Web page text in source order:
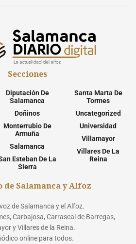
Secciones
Diputación De
Salamanca
Doñinos
Monterrubio De
Armuña
Salamanca
Esteban De La
Sierra
Santa Marta De
Tormes
Uncategorized
Universidad
Villamayor
Villares De La
Reina
de Salamanca y Alfoz
de Salamanca y el Alfoz.
Carbajosa, Carrascal de Barregas,
y Villares de la Reina.
online para todos.